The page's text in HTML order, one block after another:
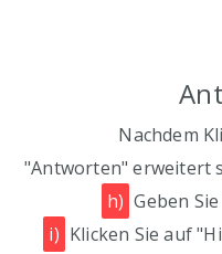
Nachdem
"Antworten" erweitert
h) Geben
i) Klicken Sie auf